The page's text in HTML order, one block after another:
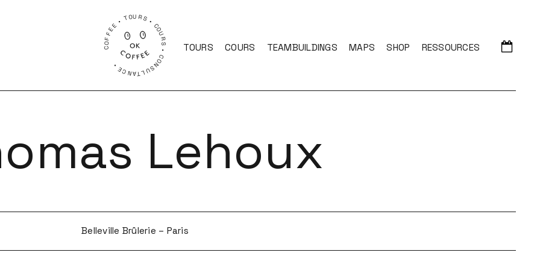
COFFEE • TOURS • COURS • CONSULTANCE • TOURS COURS TEAMBUILDINGS MAPS SHOP RESSOURCES
Lehoux
Belleville Brûlerie – Paris